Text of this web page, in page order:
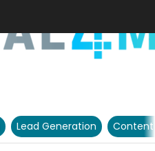
Lead Generation